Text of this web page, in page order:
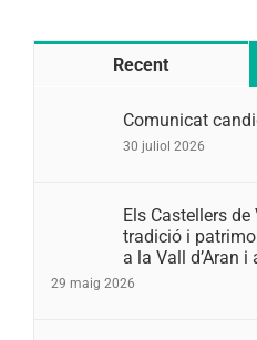
Recent
Comunicat
30 juliol 2026
Els Castellers
tradició i
a la Vall d’Aran
29 maig 2026